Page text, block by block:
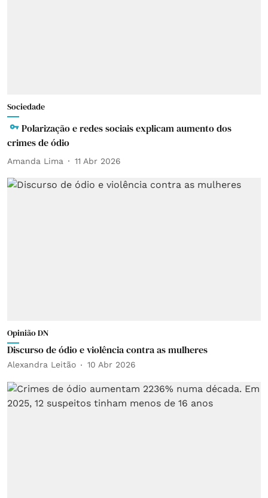
Sociedade
Polarização e redes sociais explicam aumento dos
crimes de ódio
Amanda Lima 11 Abr 2026
Opinião DN
Discurso de ódio e violência contra as mulheres
Alexandra Leitão 10 Abr 2026